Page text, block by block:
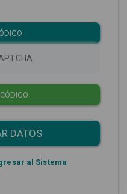
DATOS
al Sistema